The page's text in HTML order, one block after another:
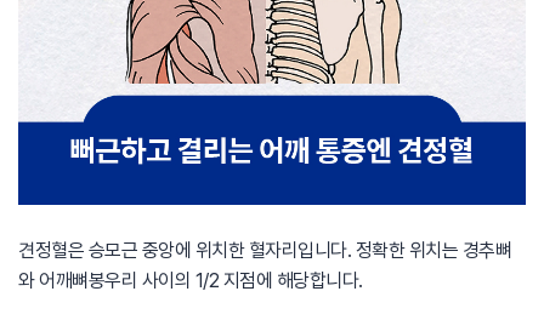
견정혈은 승모근 중앙에 위치한 혈자리입니다. 정확한 위치는 경추뼈
와 어깨뼈봉우리 사이의 1/2 지점에 해당합니다.